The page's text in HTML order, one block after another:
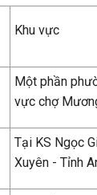
Khu vực
Một phần
vực chợ
Tại KS Ngọc
Xuyên - Tỉnh